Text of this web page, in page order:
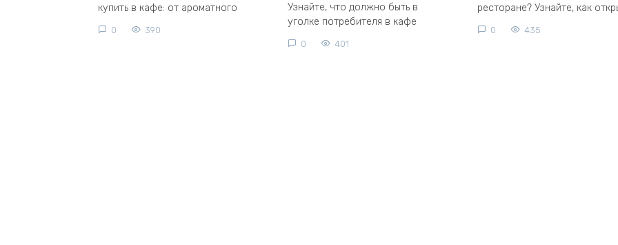
купить в кафе: от ароматного
0 390
Узнайте, что должно быть в
уголке потребителя в кафе
0 401
ресторане? Узнайте, как
0 435